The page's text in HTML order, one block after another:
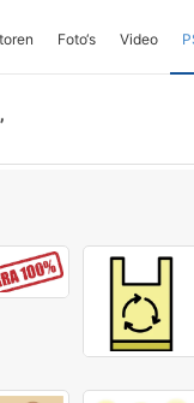
Foto‘s Video